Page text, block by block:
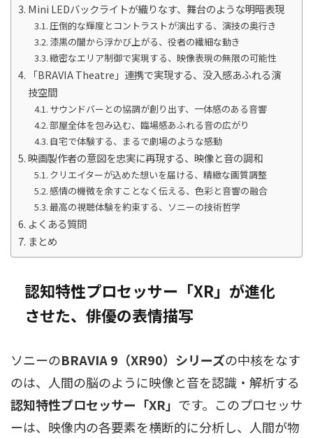
Mini LEDバックライトが織りなす、舞台のような明暗表現
圧倒的な輝度とコントラストが演出する、演技の奥行き
漆黒の闇から浮かび上がる、役者の繊細な動き
緻密なエリア制御で実現する、映像表現の無限の可能性
「BRAVIA Theatre」連携で実現する、没入感あふれる演
技空間
サウンドバーとの協調が創り出す、一体感のある音響
部屋全体を包み込む、臨場感あふれる音の広がり
自宅で体験する、まるで劇場のような感動
映画製作者の意図を忠実に再現する、映像と音の調和
クリエイターが込めた想いを届ける、精緻な画質調整
感情の機微を余すことなく伝える、色彩と音響の融合
最高の視聴体験を約束する、ソニーの技術哲学
よくある質問
まとめ
認知特性プロセッサー「XR」が進化
させた、俳優の表情描写
ソニーのBRAVIA 9（XR90）シリーズの中核をなす
のは、人間の脳のように映像と音を認識・解析する
認知特性プロセッサー「XR」 です。このプロセッサ
ーは、映像内の各要素を横断的に分析し、人間が物